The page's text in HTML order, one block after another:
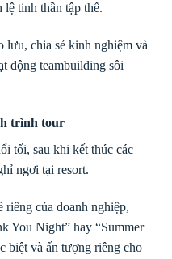
lệ tinh thần tập thể.
lưu, chia sẻ kinh nghiệm và
động teambuilding sôi
trình tour
tối, sau khi kết thúc các
ngơi tại resort.
riêng của doanh nghiệp,
You Night” hay “Summer
biệt và ấn tượng riêng cho